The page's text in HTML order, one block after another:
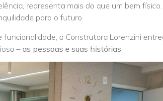
representa mais do que um bem
para o futuro.
a Construtora Lorenzini
–as pessoas e suas histórias